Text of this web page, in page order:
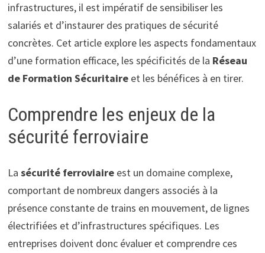
infrastructures, il est impératif de sensibiliser les
salariés et d’instaurer des pratiques de sécurité
concrètes. Cet article explore les aspects fondamentaux
d’une formation efficace, les spécificités de la Réseau
de Formation Sécuritaireet les bénéfices à en tirer.
Comprendre les enjeux de la
sécurité ferroviaire
La sécurité ferroviaireest un domaine complexe,
comportant de nombreux dangers associés à la
présence constante de trains en mouvement, de lignes
électrifiées et d’infrastructures spécifiques. Les
entreprises doivent donc évaluer et comprendre ces